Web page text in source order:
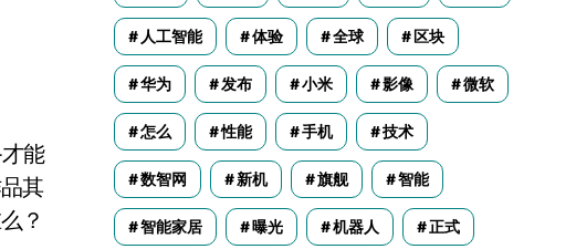
能
其
？
人工智能 体验 全球 区块
华为 发布 小米 影像 微软
怎么 性能 手机 技术
数智网 新机 旗舰 智能
智能家居 曝光 机器人 正式